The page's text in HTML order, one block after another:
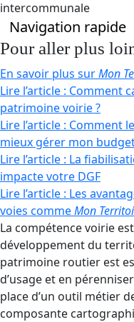
intercommunale
Navigation rapide
Pour aller plus
En savoir plus surMon
Lire l’article : Comment
patrimoine voirie ?
Lire l’article : Comment
mieux gérer mon
Lire l’article : La
impacte votre DGF
Lire l’article : Les
voies commeMon
La compétence voirie
développement du
patrimoine routier est
d’usage et en
place d’un outil métier
composante